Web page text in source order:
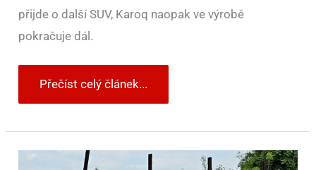
přijde o další SUV, Karoq naopak ve výrobě
pokračuje dál.
Přečíst celý článek...
TÜV